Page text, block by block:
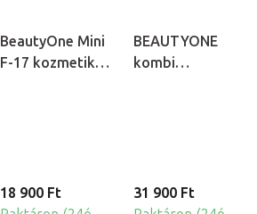
BeautyOne Mini
F-17 kozmetikai
18 900 Ft
BEAUTYONE
kombi
31 900 Ft